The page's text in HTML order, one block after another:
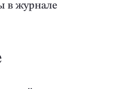
в журнале